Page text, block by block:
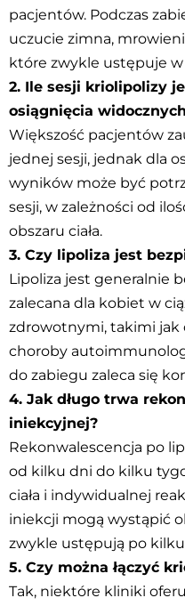
pacjentów. Podczas
uczucie zimna,
które zwykle ustępuje
2. Ile sesji kriolipolizy
osiągnięcia
Większość pacjentów
jednej sesji, jednak dla
wyników może być
sesji, w zależności od
obszaru ciała.
3. Czy lipoliza jest
Lipoliza jest generalnie
zalecana dla kobiet w
zdrowotnymi, takimi jak
choroby
do zabiegu zaleca się
4. Jak długo trwa
iniekcyjnej?
Rekonwalescencja po
od kilku dni do kilku
ciała i indywidualnej
iniekcji mogą wystąpić
zwykle ustępują po
5. Czy można łączyć
Tak, niektóre kliniki